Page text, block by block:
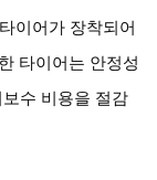
이어가 장착되어
타이어는 안정성
수 비용을 절감